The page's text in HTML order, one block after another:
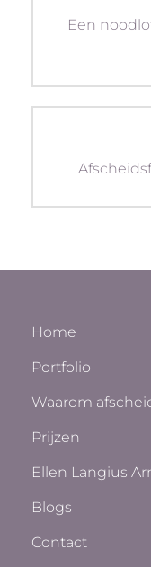
navigatie
Vorig
Een
Volgend
Home
Portfolio
Waarom
Prijzen
Ellen Langius
Blogs
Contact